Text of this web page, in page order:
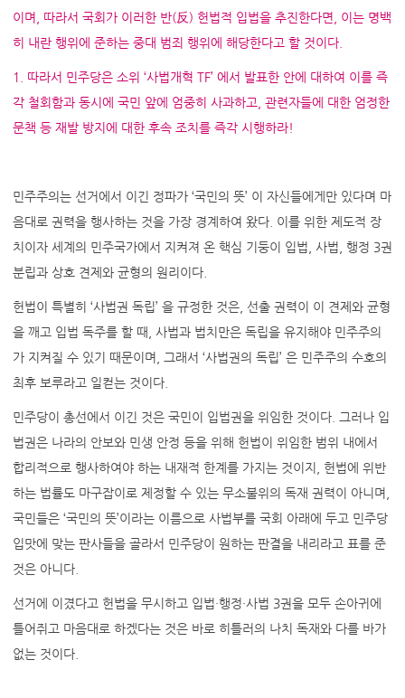
이며, 따라서 국회가 이러한 반(反) 헌법적 입법을 추진한다면, 이는 명백
히 내란 행위에 준하는 중대 범죄 행위에 해당한다고 할 것이다.
1. 따라서 민주당은 소위 ‘사법개혁 TF’ 에서 발표한 안에 대하여 이를 즉
각 철회함과 동시에 국민 앞에 엄중히 사과하고, 관련자들에 대한 엄정한
문책 등 재발 방지에 대한 후속 조치를 즉각 시행하라!
민주주의는 선거에서 이긴 정파가 ‘국민의 뜻’ 이 자신들에게만 있다며 마
음대로 권력을 행사하는 것을 가장 경계하여 왔다. 이를 위한 제도적 장
치이자 세계의 민주국가에서 지켜져 온 핵심 기둥이 입법, 사법, 행정 3권
분립과 상호 견제와 균형의 원리이다.
헌법이 특별히 ‘사법권 독립’ 을 규정한 것은, 선출 권력이 이 견제와 균형
을 깨고 입법 독주를 할 때, 사법과 법치만은 독립을 유지해야 민주주의
가 지켜질 수 있기 때문이며, 그래서 ‘사법권의 독립’ 은 민주주의 수호의
최후 보루라고 일컫는 것이다.
민주당이 총선에서 이긴 것은 국민이 입법권을 위임한 것이다. 그러나 입
법권은 나라의 안보와 민생 안정 등을 위해 헌법이 위임한 범위 내에서
합리적으로 행사하여야 하는 내재적 한계를 가지는 것이지, 헌법에 위반
하는 법률도 마구잡이로 제정할 수 있는 무소불위의 독재 권력이 아니며,
국민들은 ‘국민의 뜻’이라는 이름으로 사법부를 국회 아래에 두고 민주당
입맛에 맞는 판사들을 골라서 민주당이 원하는 판결을 내리라고 표를 준
것은 아니다.
선거에 이겼다고 헌법을 무시하고 입법·행정·사법 3권을 모두 손아귀에
틀어쥐고 마음대로 하겠다는 것은 바로 히틀러의 나치 독재와 다를 바가
없는 것이다.